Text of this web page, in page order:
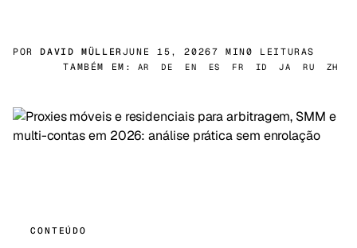
POR DAVID MÜLLERJUNE 15, 20267 MIN0 LEITURAS
TAMBÉM EM:
AR DE EN ES FR ID JA RU ZH
CONTEÚDO